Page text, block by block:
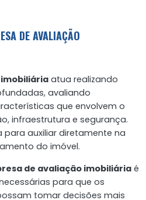
DE AVALIAÇÃO
atua realizando
avaliando
que envolvem o
infraestrutura e segurança.
para auxiliar diretamente na
do imóvel.
de avaliação imobiliária é
para que os
tomar decisões mais